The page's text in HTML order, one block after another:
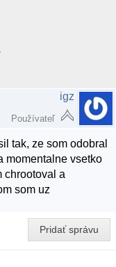
igz
Používateľ
tak, ze som odobral
momentalne vsetko
chrootoval a
som uz
Pridať správu